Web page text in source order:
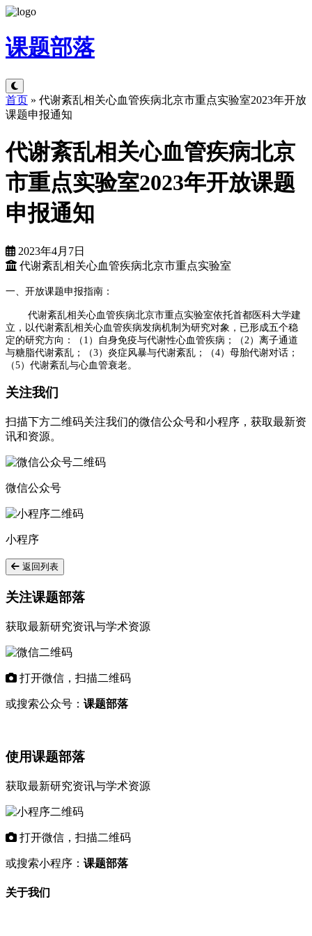
课题部落
首页 » 代谢紊乱相关心血管疾病北京市重点实验室2023年开放
课题申报通知
代谢紊乱相关心血管疾病北京
市重点实验室2023年开放课题
申报通知
2023年4月7日
代谢紊乱相关心血管疾病北京市重点实验室
一、开放课题申报指南：
代谢紊乱相关心血管疾病北京市重点实验室依托首都医科大学建
立，以代谢紊乱相关心血管疾病发病机制 为研究对象，已形成五个稳
定的研究方向 ： （ 1）自身免疫与代谢性心血管疾病；（2）离子通道
与糖脂代谢紊乱；（3）炎症风暴与代谢紊乱；（4）母胎代谢对话；
（5）代谢紊乱与心血管衰老。
关注我们
扫描下方二维码关注我们的微信公众号和小程序，获取最新资
讯和资源。
微信公众号
小程序
返回列表
关注课题部落
获取最新研究资讯与学术资源
打开微信，扫描二维码
或搜索公众号： 课题部落
使用课题部落
获取最新研究资讯与学术资源
打开微信，扫描二维码
或搜索小程序： 课题部落
关于我们